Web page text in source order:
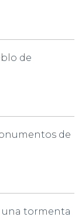
de
de
una tormenta